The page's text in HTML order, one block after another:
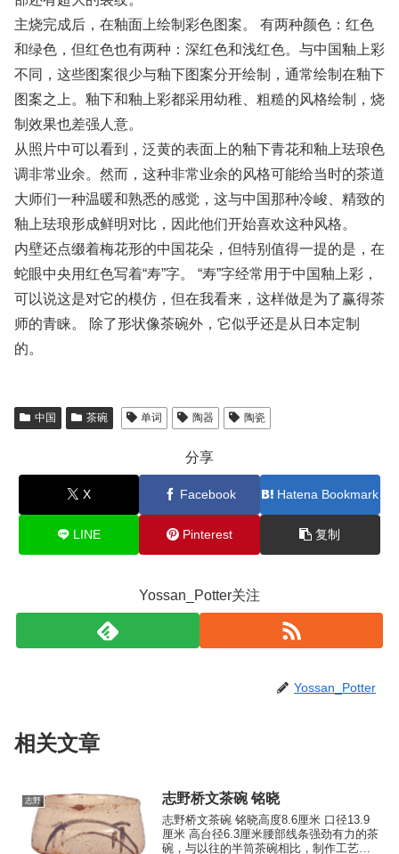
主烧完成后，在釉面上绘制彩色图案。 有两种颜色：红色
和绿色，但红色也有两种：深红色和浅红色。与中国釉上彩
不同，这些图案很少与釉下图案分开绘制，通常绘制在釉下
图案之上。釉下和釉上彩都采用幼稚、粗糙的风格绘制，烧
制效果也差强人意。
从照片中可以看到，泛黄的表面上的釉下青花和釉上珐琅色
调非常业余。然而，这种非常业余的风格可能给当时的茶道
大师们一种温暖和熟悉的感觉，这与中国那种冷峻、精致的
釉上珐琅形成鲜明对比，因此他们开始喜欢这种风格。
内壁还点缀着梅花形的中国花朵，但特别值得一提的是，在
蛇眼中央用红色写着“寿”字。 “寿”字经常用于中国釉上彩，
可以说这是对它的模仿，但在我看来，这样做是为了赢得茶
师的青睐。 除了形状像茶碗外，它似乎还是从日本定制
的。
中国 茶碗 单词 陶器 陶瓷
分享
X Facebook Hatena Bookmark
LINE Pinterest 复制
Yossan_Potter关注
Yossan_Potter
相关文章
志野 志野桥文茶碗 铭晓
志野桥文茶碗 铭晓高度8.6厘米 口径13.9
厘米 高台径6.3厘米腰部线条强劲有力的茶
碗，与以往的半筒茶碗相比，制作工艺更